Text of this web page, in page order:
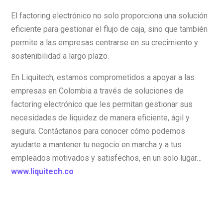
El factoring electrónico no solo proporciona una solución
eficiente para gestionar el flujo de caja, sino que también
permite a las empresas centrarse en su crecimiento y
sostenibilidad a largo plazo.
En Liquitech, estamos comprometidos a apoyar a las
empresas en Colombia a través de soluciones de
factoring electrónico que les permitan gestionar sus
necesidades de liquidez de manera eficiente, ágil y
segura. Contáctanos para conocer cómo podemos
ayudarte a mantener tu negocio en marcha y a tus
empleados motivados y satisfechos, en un solo lugar…
www.liquitech.co